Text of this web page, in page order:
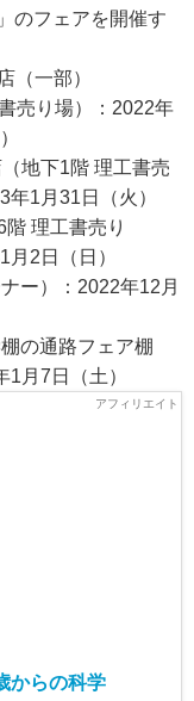
のフェアを開催す
（一部）
売り場）：2022年
地下1階 理工書売
1月31日（火）
理工書売り
2日（日）
ー）：2022年12月
の通路フェア棚
月7日（土）
からの科学